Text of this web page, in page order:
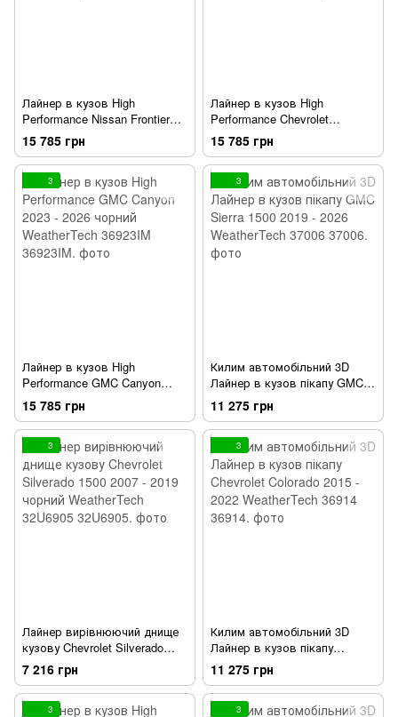
Лайнер в кузов High
Performance Nissan Frontier
2022 - 2026 чорний
WeatherTech 36919IM
15 785 грн
Лайнер в кузов High
Performance Chevrolet
Colorado 2023 - 2026 чорний
WeatherTech 36923IM
15 785 грн
3
Лайнер в кузов High
Performance GMC Canyon
2023 - 2026 чорний
WeatherTech 36923IM
15 785 грн
3
Килим автомобільний 3D
Лайнер в кузов пікапу GMC
Sierra 1500 2019 - 2026
WeatherTech 37006
11 275 грн
3
Лайнер вирівнюючий днище
кузову Chevrolet Silverado
1500 2007 - 2019 чорний
WeatherTech 32U6905
7 216 грн
3
Килим автомобільний 3D
Лайнер в кузов пікапу
Chevrolet Colorado 2015 - 2022
WeatherTech 36914
11 275 грн
3 3